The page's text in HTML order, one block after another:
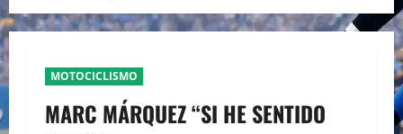
MOTOCICLISMO
MARC MÁRQUEZ “SI HE SENTIDO